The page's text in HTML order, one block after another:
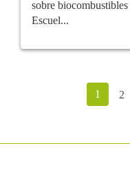
sobre
Escuel...
1 2